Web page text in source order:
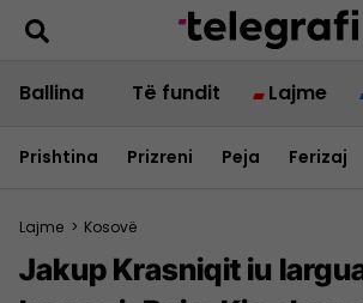
Ballina Të fundit Lajme
Prishtina Prizreni Peja Ferizaj
Lajme > Kosovë
Jakup Krasniqit iu